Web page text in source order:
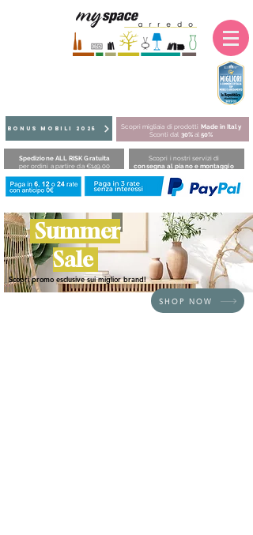
BONUS MOBILI 2025 Scopri migliaia di prodotti Made in Italy
Sconti dal 30%al50%
Spedizione ALL RISK Gratuita
per ordini a partire da €149,00
Scopri i nostri servizi di
consegna al piano e montaggio
Summer
Sale
SHOP NOW
Scopri promo esclusive sui miglior brand!